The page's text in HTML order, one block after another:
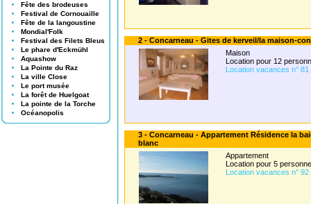
Fête des brodeuses
Festival de Cornouaille
Fête de la langoustine
Mondial'Folk
Festival des Filets Bleus
Le phare d'Eckmühl
Aquashow
La Pointe du Raz
La ville Close
Le port musée
La forêt de Huelgoat
La pointe de la Torche
Océanopolis
2 - Concarneau - Gites de kerveil/la maison-
Maison
Location pour 12
Location vacances n° 81
3 - Concarneau - Appartement Résidence la
blanc
Appartement
Location pour 5
Location vacances n° 92